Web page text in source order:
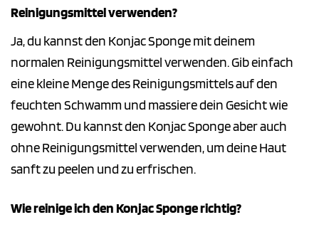
Reinigungsmittel verwenden?
Ja, du kannst den Konjac Sponge mit deinem
normalen Reinigungsmittel verwenden. Gib einfach
eine kleine Menge des Reinigungsmittels auf den
feuchten Schwamm und massiere dein Gesicht wie
gewohnt. Du kannst den Konjac Sponge aber auch
ohne Reinigungsmittel verwenden, um deine Haut
sanft zu peelen und zu erfrischen.
Wie reinige ich den Konjac Sponge richtig?